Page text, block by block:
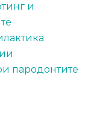
и
пародонтите